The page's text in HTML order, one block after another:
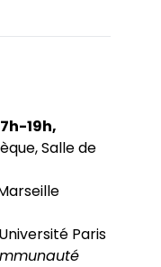
19h,
Salle de
Paris